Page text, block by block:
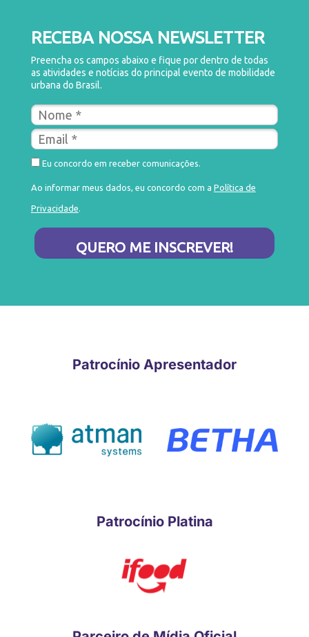
RECEBA NOSSA NEWSLETTER
Preencha os campos abaixo e fique por dentro de todas
as atividades e notícias do principal evento de mobilidade
urbana do Brasil.
Eu concordo em receber comunicações.
Ao informar meus dados, eu concordo com a Política de
Privacidade.
QUERO ME INSCREVER!
Patrocínio Apresentador
Patrocínio Platina